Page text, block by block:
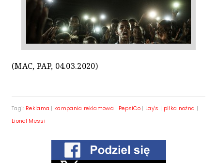
(MAC, PAP, 04.03.2020)
Tagi: Reklama | kampania reklamowa | PepsiCo | Lay's | piłka nożna |
Lionel Messi